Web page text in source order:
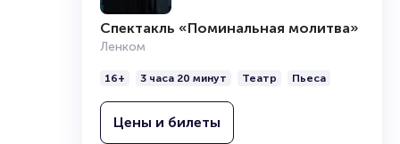
Спектакль «Поминальная молитва»
Ленком
16+ 3 часа 20 минут Театр Пьеса
Цены и билеты